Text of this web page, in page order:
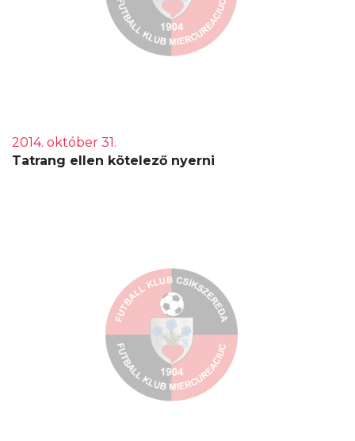
2014. október 31.
Tatrang ellen kötelező nyerni